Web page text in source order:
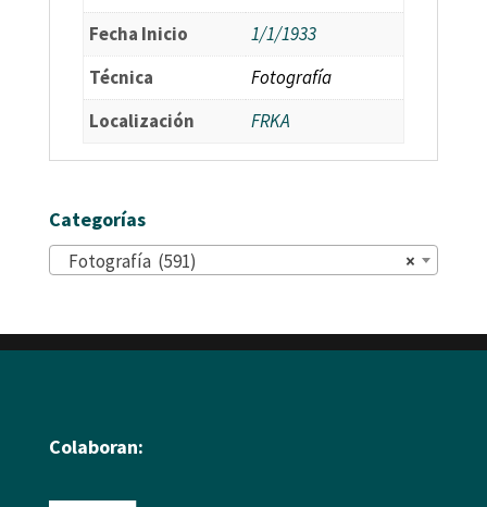
Fecha Inicio
1/1/1933
Técnica
Fotografía
Localización
FRKA
Categorías
×
Fotografía (591)
Colaboran: